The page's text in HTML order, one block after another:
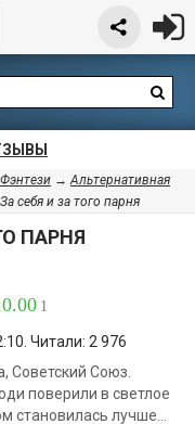
→Альтернативная
себя и за того парня
ПАРНЯ
1
Читали: 2 976
Советский Союз.
поверили в светлое
становилась лучше…